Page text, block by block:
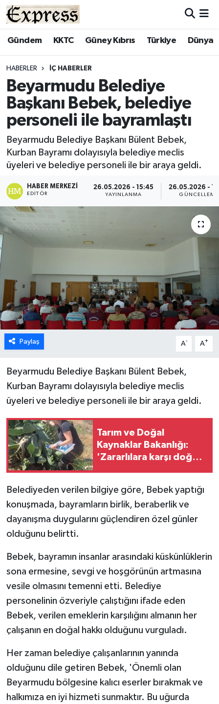
Gündem KKTC Güney Kıbrıs Türkiye Dünya
HABERLER İÇ HABERLER
Beyarmudu Belediye
Başkanı Bebek, belediye
personeli ile bayramlaştı
Beyarmudu Belediye Başkanı Bülent Bebek,
Kurban Bayramı dolayısıyla belediye meclis
üyeleri ve belediye personeli ile bir araya geldi.
HABER MERKEZI
EDITÖR
26.05.2026 - 15:45
YAYINLANMA
26.05.2026 -
GÜNCELLEME
Paylaş A- A+
Beyarmudu Belediye Başkanı Bülent Bebek,
Kurban Bayramı dolayısıyla belediye meclis
üyeleri ve belediye personeli ile bir araya geldi.
Tarım ve Doğal
Kaynaklar Bakanlığı:
'Zararlılara karşı doğal
Belediyeden verilen bilgiye göre, Bebek yaptığı
konuşmada, bayramların birlik, beraberlik ve
dayanışma duygularını güçlendiren özel günler
olduğunu belirtti.
Bebek, bayramın insanlar arasındaki küskünlüklerin
sona ermesine, sevgi ve hoşgörünün artmasına
vesile olmasını temenni etti. Belediye
personelinin özveriyle çalıştığını ifade eden
Bebek, verilen emeklerin karşılığını almanın her
çalışanın en doğal hakkı olduğunu vurguladı.
Her zaman belediye çalışanlarının yanında
olduğunu dile getiren Bebek, 'Önemli olan
Beyarmudu bölgesine kalıcı eserler bırakmak ve
halkımıza en iyi hizmeti sunmaktır. Bu uğurda
ALAYKÖY
BİLİM
ÇATALKÖY
DÜNYA
EĞİTİM
EKONOMİ
ENGLISH
ESENTEPE
GİRNE
GÜNDEM
GÜNEY KIBRIS
KÜLTÜR SANAT
LEFKOŞA
MAGAZİN
Nöbetçi Eczaneler
ÖZEL HABER
SAĞLIK
SİYASET
SPOR
TATLISU
TEKNOLOJİ
YAŞAM
Hava Durumu
Süper Lig Puan Durumu ve Fikstür
Tüm Manşetler
Son Dakika Haberleri
Haber Arşivi